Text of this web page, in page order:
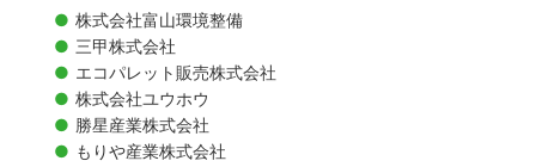
株式会社富山環境整備
三甲株式会社
エコパレット販売株式会社
株式会社ユウホウ
勝星産業株式会社
もりや産業株式会社